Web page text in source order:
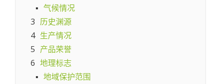
▪ 气候情况
3 历史渊源
4 生产情况
5 产品荣誉
6 地理标志
▪ 地域保护范围